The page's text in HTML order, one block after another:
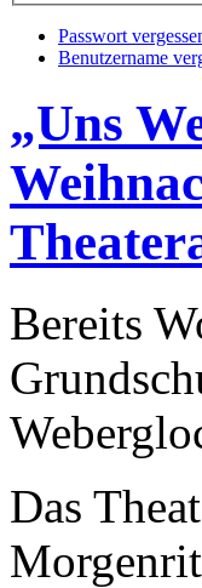
Passwort
Benutzername
„Uns
Bereits
Das